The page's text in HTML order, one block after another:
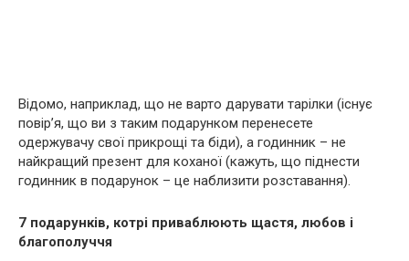
Відомо, наприклад, що не варто дарувати тарілки (існує
повір’я, що ви з таким подарунком перенесете
одержувачу свої прикрощі та біди), а годинник – не
найкращий презент для коханої (кажуть, що піднести
годинник в подарунок – це наблизити розставання).
7 подарунків, котрі приваблюють щастя, любов і
благополуччя